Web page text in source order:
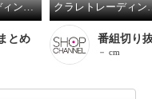
クラレトレーディング 窓際や間仕切りに 簡単設置で節電対策！ カットでサイズ調整も可！ 遮熱・防炎のれん エコクール同色２枚セット
とめ
クラレトレーディング 高次元の防臭
番組切り
－ cm